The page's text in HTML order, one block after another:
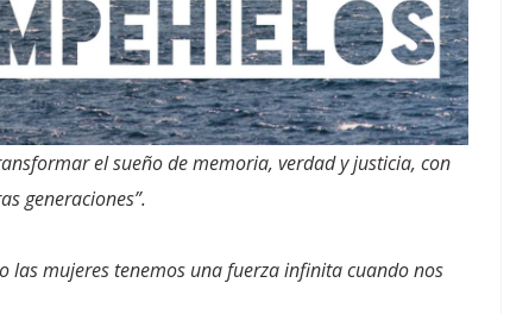
el sueño de memoria, verdad y justicia, con
generaciones”.
las mujeres tenemos una fuerza infinita cuando nos